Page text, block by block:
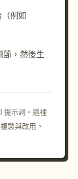
例如
節，然後生
提示詞。這裡
製與改用。